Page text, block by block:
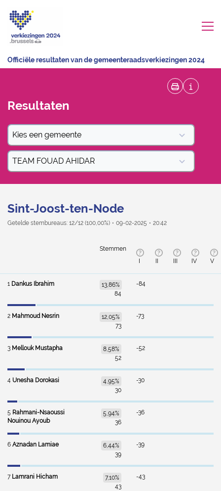
Officiële resultaten van de gemeenteraadsverkiezingen 2024
Resultaten
Kies een gemeente
TEAM FOUAD AHIDAR
Sint-Joost-ten-Node
Getelde stembureaus: 12/12 (100,00%) 09-02-2025 20:42
Stemmen
IV V
1 Dankus Ibrahim
13,86%
84
-84
2 Mahmoud Nesrin
12,05%
73
-73
3 Mellouk Mustapha
8,58%
52
-52
4 Unesha Dorokasi
4,95%
30
-30
5 Rahmani-Nsaoussi
Nouinou Ayoub
5,94%
36
-36
6 Aznadan Lamiae
6,44%
39
-39
7 Lamrani Hicham
7,10%
43
-43